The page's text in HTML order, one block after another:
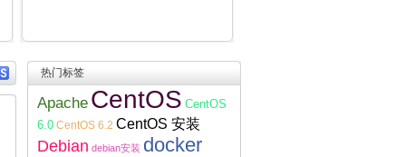
热门标签
Apache CentOS CentOS
6.0 CentOS 6.2 CentOS 安装
Debian debian安装 docker